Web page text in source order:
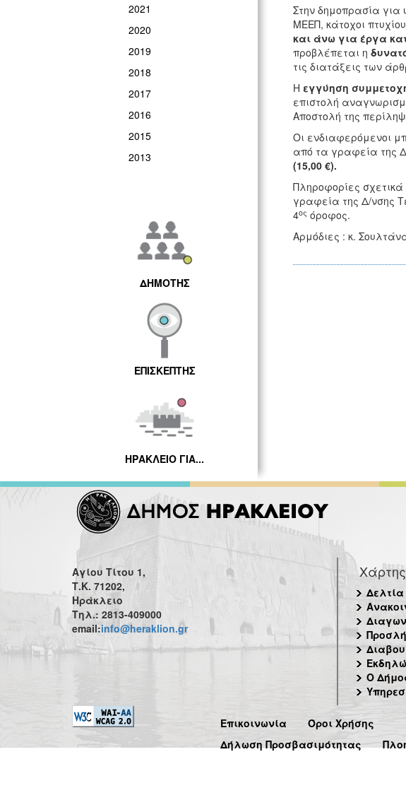
2021
2020
2019
2018
2017
2016
2015
2013
ΔΗΜΟΤΗΣ
ΕΠΙΣΚΕΠΤΗΣ
ΗΡΑΚΛΕΙΟ ΓΙΑ...
Στην δημοπρασία για
ΜΕΕΠ, κάτοχοι πτυχίου
και άνω για έργα
προβλέπεται η
τις διατάξεις των
Η εγγύηση
επιστολή
Αποστολή της
Οι ενδιαφερόμενοι
από τα γραφεία της
(15,00 €).
Πληροφορίες
γραφεία της Δ/νσης
4ος όροφος.
Αρμόδιες : κ.
Αγίου Τίτου 1,
Τ.Κ. 71202,
Ηράκλειο
Τηλ.: 2813-409000
email:info@heraklion.gr
Ο
Επικοινωνία
Όροι Χρήσης
Δήλωση Προσβασιμότητας